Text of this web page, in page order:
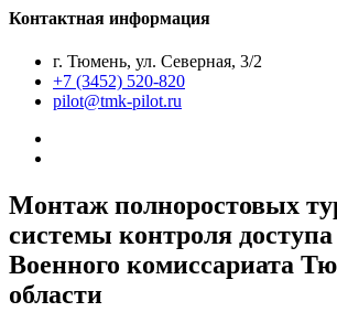
Контактная информация
г. Тюмень, ул. Северная, 3/2
+7 (3452) 520-820
pilot@tmk-pilot.ru
Монтаж полноростовых
системы контроля доступа
Военного комиссариата
области